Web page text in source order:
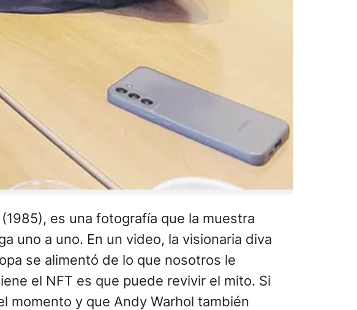
es una fotografía que la muestra
uno a uno. En un video, la visionaria diva
se alimentó de lo que nosotros le
el NFT es que puede revivir el mito. Si
momento y que Andy Warhol también